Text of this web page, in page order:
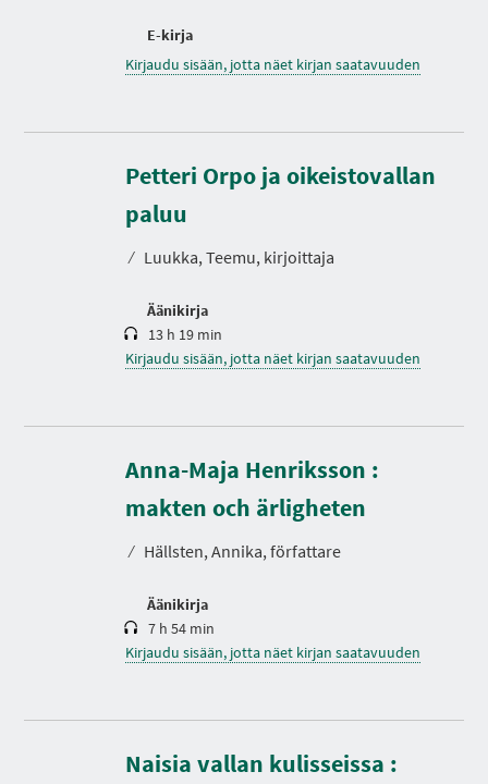
E-kirja
Kirjaudu sisään, jotta näet kirjan saatavuuden
Petteri Orpo ja oikeistovallan
paluu
⁄ Luukka, Teemu, kirjoittaja
Äänikirja
K
e
s
t
13 h 19 min
Kirjaudu sisään, jotta näet kirjan saatavuuden
Anna-Maja Henriksson :
makten och ärligheten
⁄ Hällsten, Annika, författare
Äänikirja
K
e
s
t
7 h 54 min
Kirjaudu sisään, jotta näet kirjan saatavuuden
Naisia vallan kulisseissa :